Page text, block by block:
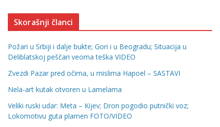
Skorašnji članci
Požari u Srbiji i dalje bukte; Gori i u Beogradu; Situacija u
Deliblatskoj peščari veoma teška VIDEO
Zvezdi Pazar pred očima, u mislima Hapoel – SASTAVI
Nela-art kutak otvoren u Lamelama
Veliki ruski udar: Meta – Kijev; Dron pogodio putnički voz;
Lokomotivu guta plamen FOTO/VIDEO